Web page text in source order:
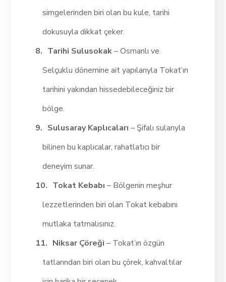
simgelerinden biri olan bu kule, tarihi
dokusuyla dikkat çeker.
Tarihi Sulusokak– Osmanlı ve
Selçuklu dönemine ait yapılarıyla Tokat’ın
tarihini yakından hissedebileceğiniz bir
bölge.
Sulusaray Kaplıcaları – Şifalı sularıyla
bilinen bu kaplıcalar, rahatlatıcı bir
deneyim sunar.
Tokat Kebabı – Bölgenin meşhur
lezzetlerinden biri olan Tokat kebabını
mutlaka tatmalısınız.
Niksar Çöreği – Tokat’ın özgün
tatlarından biri olan bu çörek, kahvaltılar